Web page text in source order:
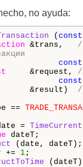
no ayuda:
( const
&trans,
const
&request,
const
&result)
==
= TimeCurrent
dateT;
(date, dateT);
1;